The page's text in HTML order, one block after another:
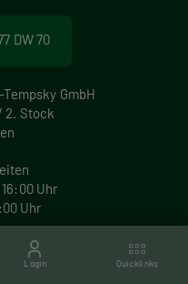
DW 70
GmbH
2. Stock
Uhr
Uhr
Login Quicklinks